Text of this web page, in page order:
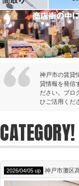
神戸市の賃貸
貸情報を発信
ださい。ブロ
ひご活用くだ
CATEGORY!
2026/04/05 up 神戸市灘区